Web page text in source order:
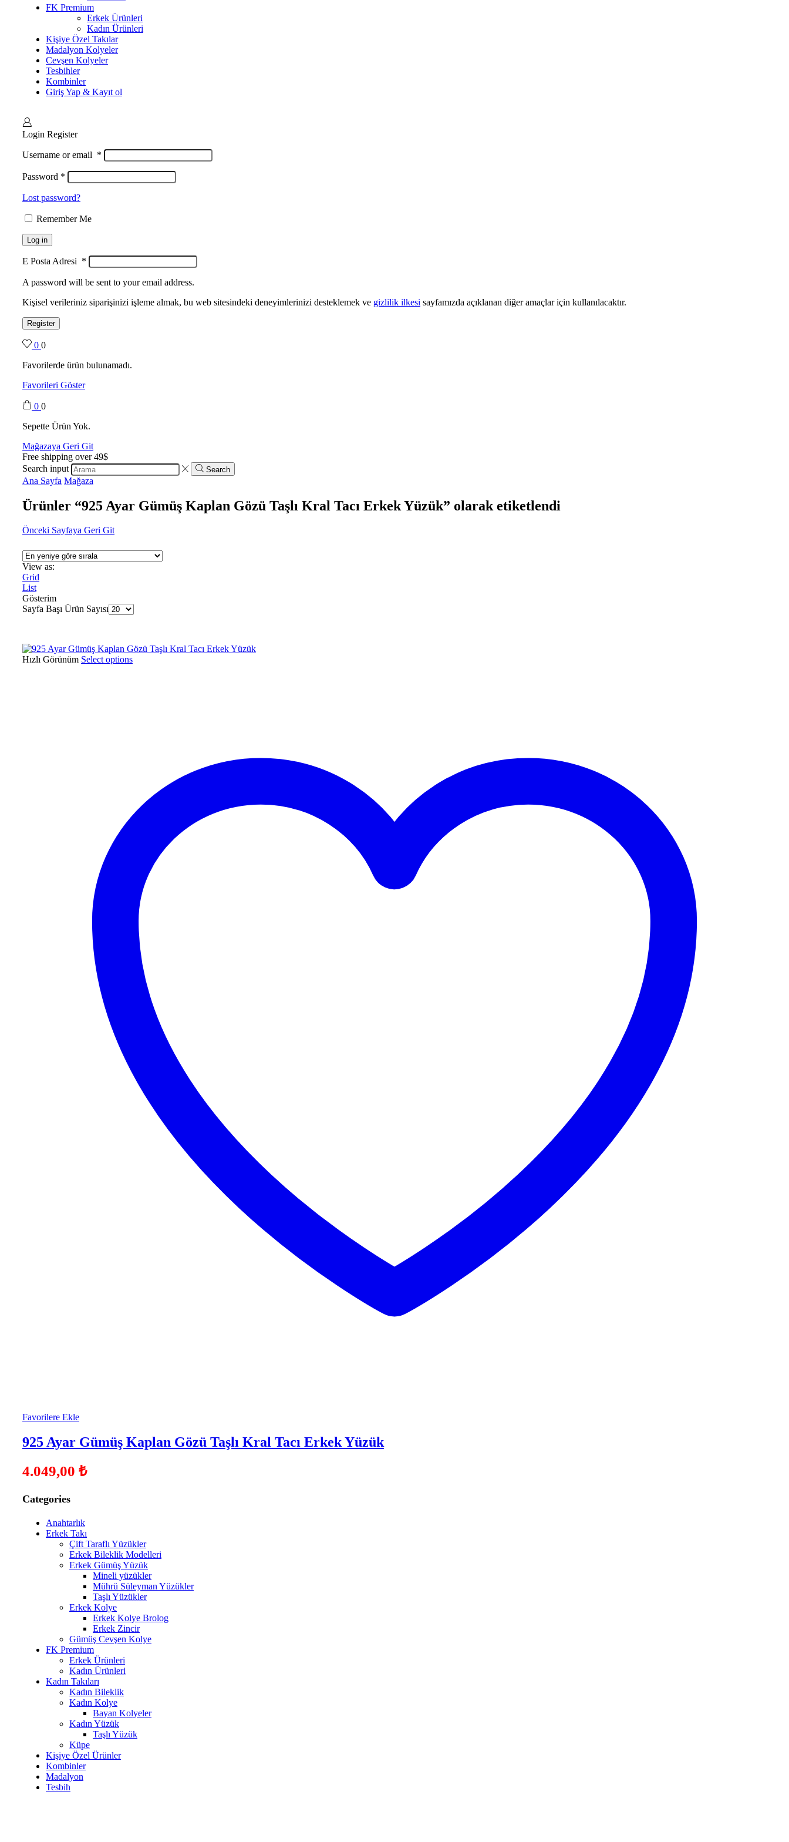
FK Premium
Erkek Ürünleri
Kadın Ürünleri
Kişiye Özel Takılar
Madalyon Kolyeler
Cevşen Kolyeler
Tesbihler
Kombinler
Giriş Yap & Kayıt ol
Login Register
Username or email *
Password *
Lost password?
Remember Me
Log in
E Posta Adresi *
A password will be sent to your email address.
Kişisel verileriniz siparişinizi işleme almak, bu web sitesindeki deneyimlerinizi desteklemek ve gizlilik ilkesi sayfamızda açıklanan diğer amaçlar için kullanılacaktır.
Register
0 0
Favorilerde ürün bulunamadı.
Favorileri Göster
0 0
Sepette Ürün Yok.
Mağazaya Geri Git
Free shipping over 49$
Search input
Search
Ana Sayfa Mağaza
Ürünler “925 Ayar Gümüş Kaplan Gözü Taşlı Kral Tacı Erkek Yüzük” olarak etiketlendi
Önceki Sayfaya Geri Git
View as:
Grid
List
Gösterim
Sayfa Başı Ürün Sayısı
Hızlı Görünüm Select options
Favorilere Ekle
925 Ayar Gümüş Kaplan Gözü Taşlı Kral Tacı Erkek Yüzük
4.049,00 ₺
Categories
Anahtarlık
Erkek Takı
Çift Taraflı Yüzükler
Erkek Bileklik Modelleri
Erkek Gümüş Yüzük
Mineli yüzükler
Mührü Süleyman Yüzükler
Taşlı Yüzükler
Erkek Kolye
Erkek Kolye Brolog
Erkek Zincir
Gümüş Cevşen Kolye
FK Premium
Erkek Ürünleri
Kadın Ürünleri
Kadın Takıları
Kadın Bileklik
Kadın Kolye
Bayan Kolyeler
Kadın Yüzük
Taşlı Yüzük
Küpe
Kişiye Özel Ürünler
Kombinler
Madalyon
Tesbih